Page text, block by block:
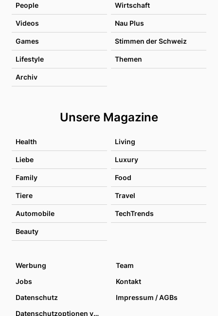
People Wirtschaft
Videos Nau Plus
Games Stimmen der Schweiz
Lifestyle Themen
Archiv
Unsere Magazine
Health Living
Liebe Luxury
Family Food
Tiere Travel
Automobile TechTrends
Beauty
Werbung
Team
Jobs
Kontakt
Datenschutz
Impressum / AGBs
Datenschutzoptionen verwalten